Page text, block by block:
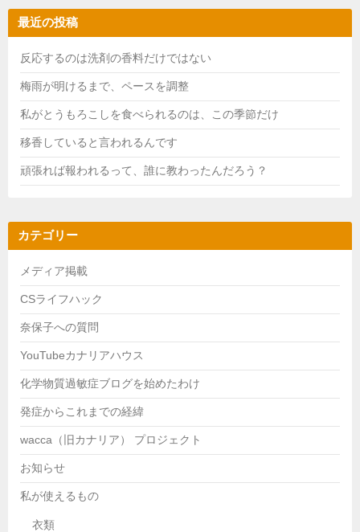
最近の投稿
反応するのは洗剤の香料だけではない
梅雨が明けるまで、ペースを調整
私がとうもろこしを食べられるのは、この季節だけ
移香していると言われるんです
頑張れば報われるって、誰に教わったんだろう？
カテゴリー
メディア掲載
CSライフハック
奈保子への質問
YouTubeカナリアハウス
化学物質過敏症ブログを始めたわけ
発症からこれまでの経緯
wacca（旧カナリア） プロジェクト
お知らせ
私が使えるもの
衣類